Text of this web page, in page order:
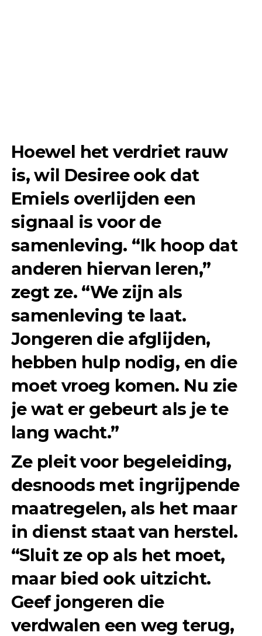
Hoewel het verdriet rauw
is, wil Desiree ook dat
Emiels overlijden een
signaal is voor de
samenleving. “Ik hoop dat
anderen hiervan leren,”
zegt ze. “We zijn als
samenleving te laat.
Jongeren die afglijden,
hebben hulp nodig, en die
moet vroeg komen. Nu zie
je wat er gebeurt als je te
lang wacht.”
Ze pleit voor begeleiding,
desnoods met ingrijpende
maatregelen, als het maar
in dienst staat van herstel.
“Sluit ze op als het moet,
maar bied ook uitzicht.
Geef jongeren die
verdwalen een weg terug,